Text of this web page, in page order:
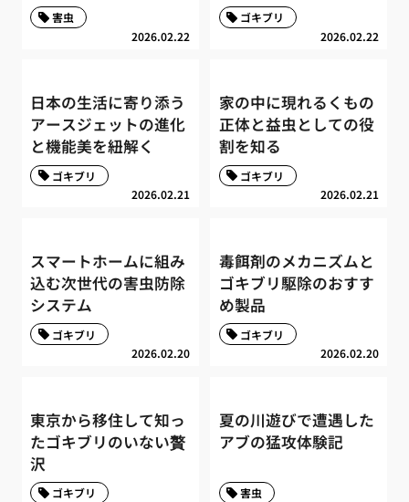
2026.02.22
害虫
2026.02.22
ゴキブリ
日本の生活に寄り添う
アースジェットの進化
と機能美を紐解く
2026.02.21
ゴキブリ
家の中に現れるくもの
正体と益虫としての役
割を知る
2026.02.21
ゴキブリ
スマートホームに組み
込む次世代の害虫防除
システム
2026.02.20
ゴキブリ
毒餌剤のメカニズムと
ゴキブリ駆除のおすす
め製品
2026.02.20
ゴキブリ
東京から移住して知っ
たゴキブリのいない贅
沢
ゴキブリ
夏の川遊びで遭遇した
アブの猛攻体験記
害虫